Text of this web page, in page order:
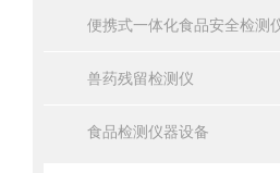
便携式一体化食品安全检测
兽药残留检测仪
食品检测仪器设备